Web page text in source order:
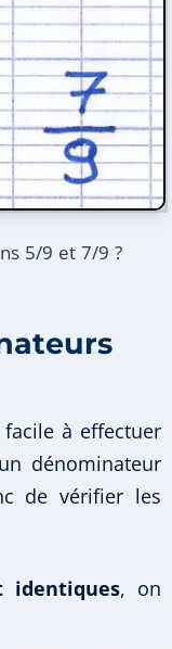
5/9 et 7/9 ?
à effectuer
dénominateur
de vérifier les
identiques, on